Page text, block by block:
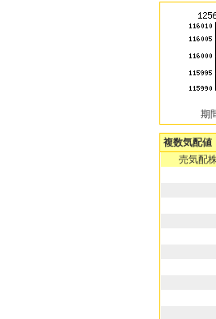
期
複数気配値
売気配